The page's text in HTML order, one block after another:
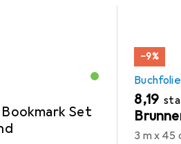
Bookmark Set
−9%
Buchfolie
EUR
8,19
3 m x 45